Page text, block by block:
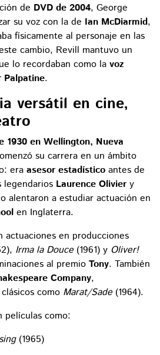
de DVD de 2004, George
su voz con la de Ian McDiarmid,
físicamente al personaje en las
cambio, Revill mantuvo un
lo recordaban como la voz
Palpatine.
versátil en cine,
1930 en Wellington, Nueva
su carrera en un ámbito
era asesor estadístico antes de
Laurence Olivier y
alentaron a estudiar actuación en
en Inglaterra.
actuaciones en producciones
Irma la Douce(1961) y Oliver!
al premio Tony. También
Company,
como Marat/Sade(1964).
películas como:
(1965)